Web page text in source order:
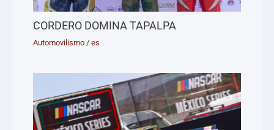
CORDERO DOMINA TAPALPA
Automovilismo /es